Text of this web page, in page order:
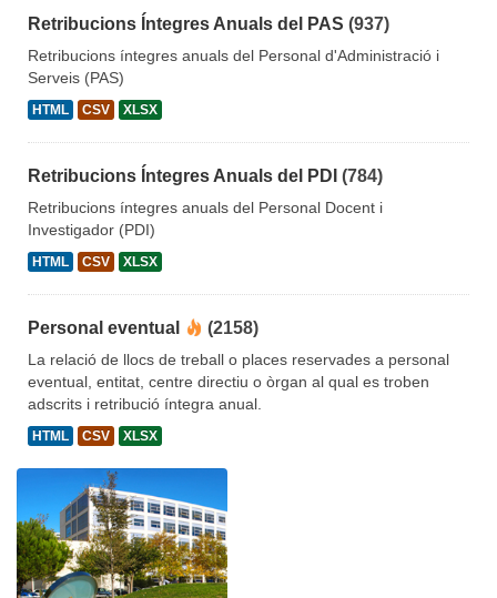
Retribucions Íntegres Anuals del PAS (937)
Retribucions íntegres anuals del Personal d'Administració i
Serveis (PAS)
HTML CSV XLSX
Retribucions Íntegres Anuals del PDI (784)
Retribucions íntegres anuals del Personal Docent i
Investigador (PDI)
HTML CSV XLSX
Personal eventual (2158)
La relació de llocs de treball o places reservades a personal
eventual, entitat, centre directiu o òrgan al qual es troben
adscrits i retribució íntegra anual.
HTML CSV XLSX